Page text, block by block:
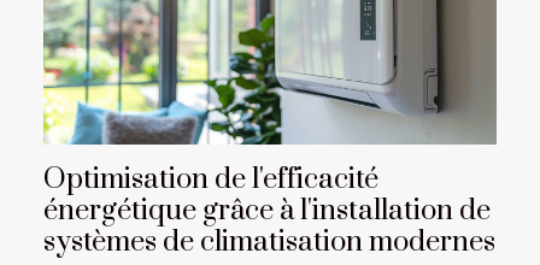
Optimisation de l'efficacité
énergétique grâce à l'installation de
systèmes de climatisation modernes